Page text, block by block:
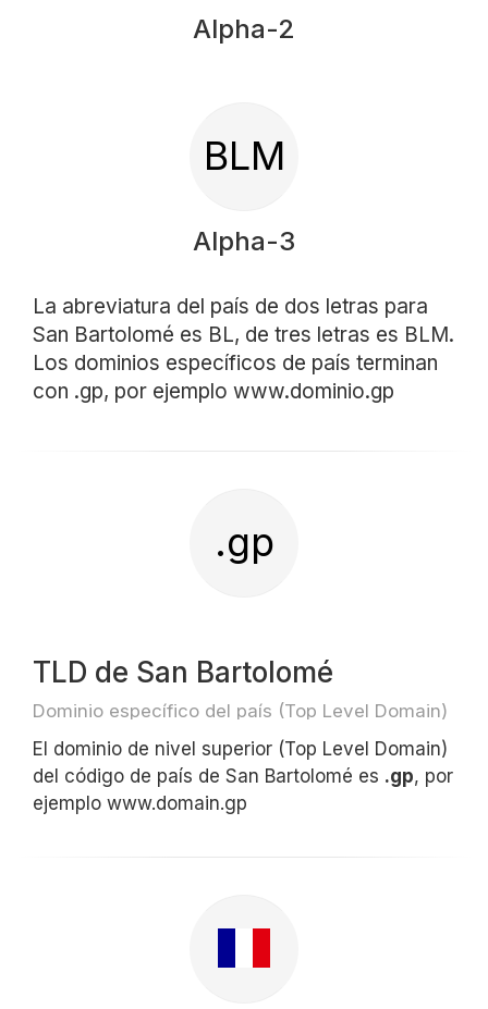
Alpha-2
BLM
Alpha-3
La abreviatura del país de dos letras para
San Bartolomé es BL, de tres letras es BLM.
Los dominios específicos de país terminan
con .gp, por ejemplo www.dominio.gp
.gp
TLD de San Bartolomé
Dominio específico del país (Top Level Domain)
El dominio de nivel superior (Top Level Domain)
del código de país de San Bartolomé es .gp, por
ejemplo www.domain.gp